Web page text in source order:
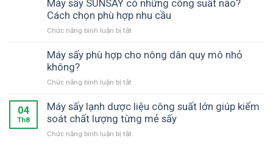
Máy sấy SUNSAY có những công suất nào?
Cách chọn phù hợp nhu cầu
Chức năng bình luận bị tắt
sấy
suất
nào?
Máy sấy phù hợp cho nông dân quy mô nhỏ
không?
Chức năng bình luận bị tắt
sấy
phù
hợp
04
Th8
Máy sấy lạnh dược liệu công suất lớn giúp kiểm
soát chất lượng từng mẻ sấy
Chức năng bình luận bị tắt